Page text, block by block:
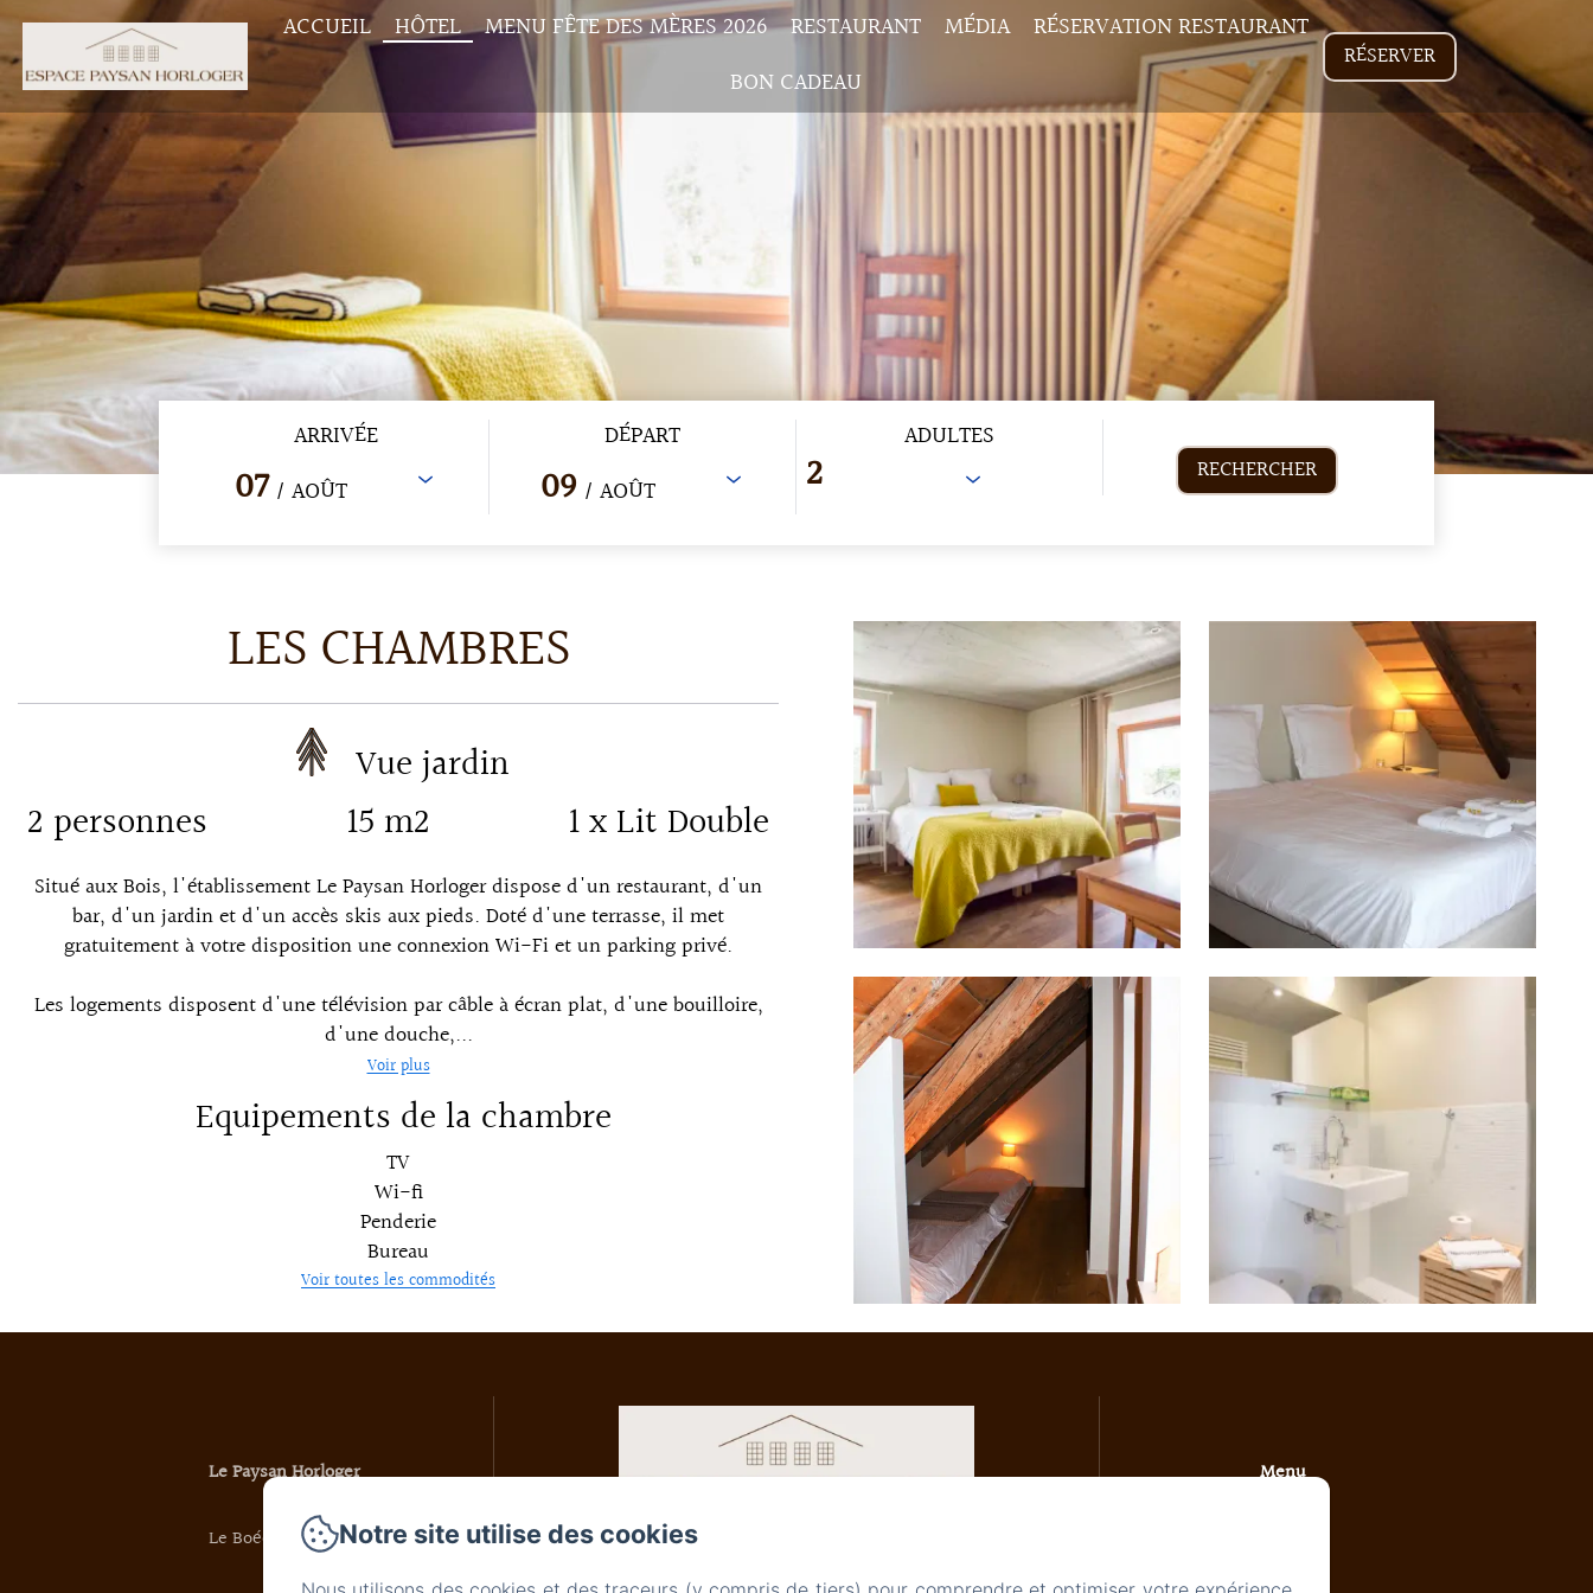
ACCUEIL HÔTEL MENU FÊTE DES MÈRES 2026 RESTAURANT MÉDIA
RÉSERVATION RESTAURANT
BON CADEAU
RÉSERVER
ARRIVÉE
07 / AOÛT
DÉPART
09 / AOÛT
ADULTES
RECHERCHER
LES CHAMBRES
Vue jardin
2 personnes
15 m2 1 x Lit Double
Situé aux Bois, l'établissement Le Paysan Horloger dispose d'un restaurant, d'un
bar, d'un jardin et d'un accès skis aux pieds. Doté d'une terrasse, il met
gratuitement à votre disposition une connexion Wi-Fi et un parking privé.
Les logements disposent d'une télévision par câble à écran plat, d'une bouilloire,
d'une douche,...
Voir plus
Equipements de la chambre
TV
Wi-fi
Penderie
Bureau
Voir toutes les commodités
Le Paysan Horloger
Le Boéchet 6
Menu
Notre site utilise des cookies